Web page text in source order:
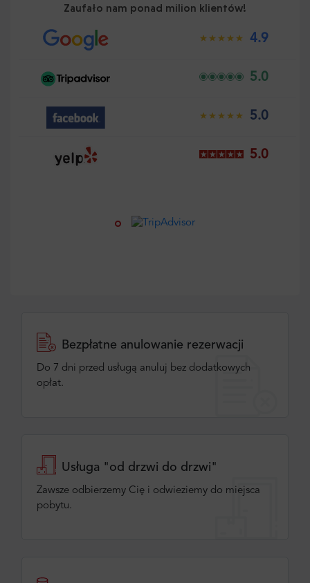
Zaufało nam ponad milion klientów!
4.9
5.0
5.0
5.0
Bezpłatne anulowanie rezerwacji
Do 7 dni przed usługą anuluj bez dodatkowych
opłat.
Usługa "od drzwi do drzwi"
Zawsze odbierzemy Cię i odwieziemy do miejsca
pobytu.